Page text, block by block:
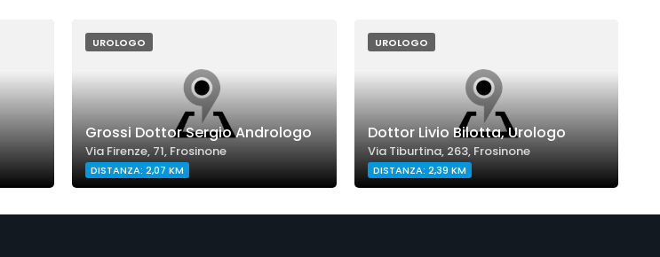
UROLOGO
Grossi Dottor Sergio Andrologo
Via Firenze, 71, Frosinone
DISTANZA: 2,07 KM
UROLOGO
Dottor Livio Bilotta, Urologo
Via Tiburtina, 263, Frosinone
DISTANZA: 2,39 KM